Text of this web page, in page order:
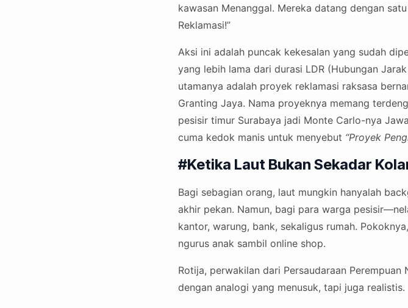
kawasan Menanggal. Mereka datang dengan
Reklamasi!”
Aksi ini adalah puncak kekesalan yang sudah
yang lebih lama dari durasi LDR (Hubungan
utamanya adalah proyek reklamasi raksasa
Granting Jaya. Nama proyeknya memang
pesisir timur Surabaya jadi Monte Carlo-nya
cuma kedok manis untuk menyebut “Proyek
#Ketika Laut Bukan Sekadar
Bagi sebagian orang, laut mungkin hanyalah
akhir pekan. Namun, bagi para warga
kantor, warung, bank, sekaligus rumah.
ngurus anak sambil online shop.
Rotija, perwakilan dari Persaudaraan
dengan analogi yang menusuk, tapi juga realistis.